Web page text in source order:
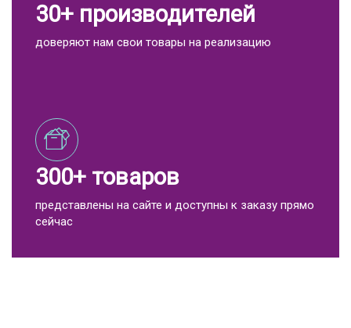
30+ производителей
доверяют нам свои товары на реализацию
300+ товаров
представлены на сайте и доступны к заказу прямо
сейчас